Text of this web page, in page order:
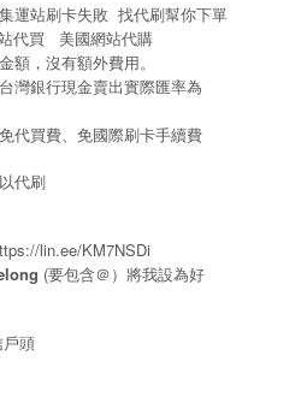
運站刷卡失敗 找代刷幫你下單
代買
美國網站代購
額，沒有額外費用。
灣銀行現金賣出實際匯率為
代買費、免國際刷卡手續費
代刷
lin.ee/KM7NSDi
(要包含＠）將我設為好
頭